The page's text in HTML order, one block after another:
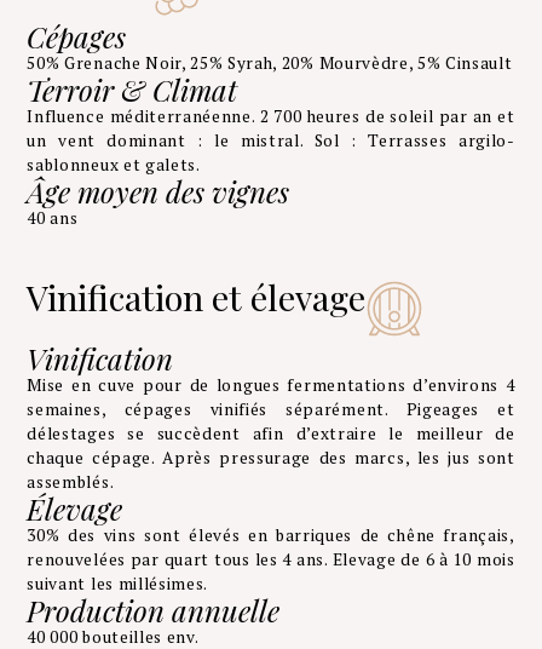
Cépages
50% Grenache Noir, 25% Syrah, 20% Mourvèdre, 5% Cinsault
Terroir & Climat
Influence méditerranéenne. 2 700 heures de soleil par an et
un vent dominant : le mistral. Sol : Terrasses argilo-
sablonneux et galets.
Âge moyen des vignes
40 ans
Vinification et élevage
Vinification
Mise en cuve pour de longues fermentations d’environs 4
semaines, cépages vinifiés séparément. Pigeages et
délestages se succèdent afin d’extraire le meilleur de
chaque cépage. Après pressurage des marcs, les jus sont
assemblés.
Élevage
30% des vins sont élevés en barriques de chêne français,
renouvelées par quart tous les 4 ans. Elevage de 6 à 10 mois
suivant les millésimes.
Production annuelle
40 000 bouteilles env.